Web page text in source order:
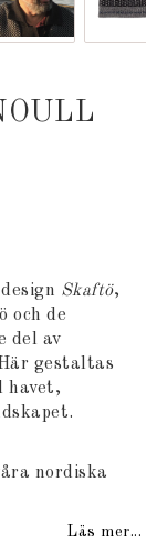
Skaftö,
och de
del av
gestaltas
havet,
nordiska
Läs mer...